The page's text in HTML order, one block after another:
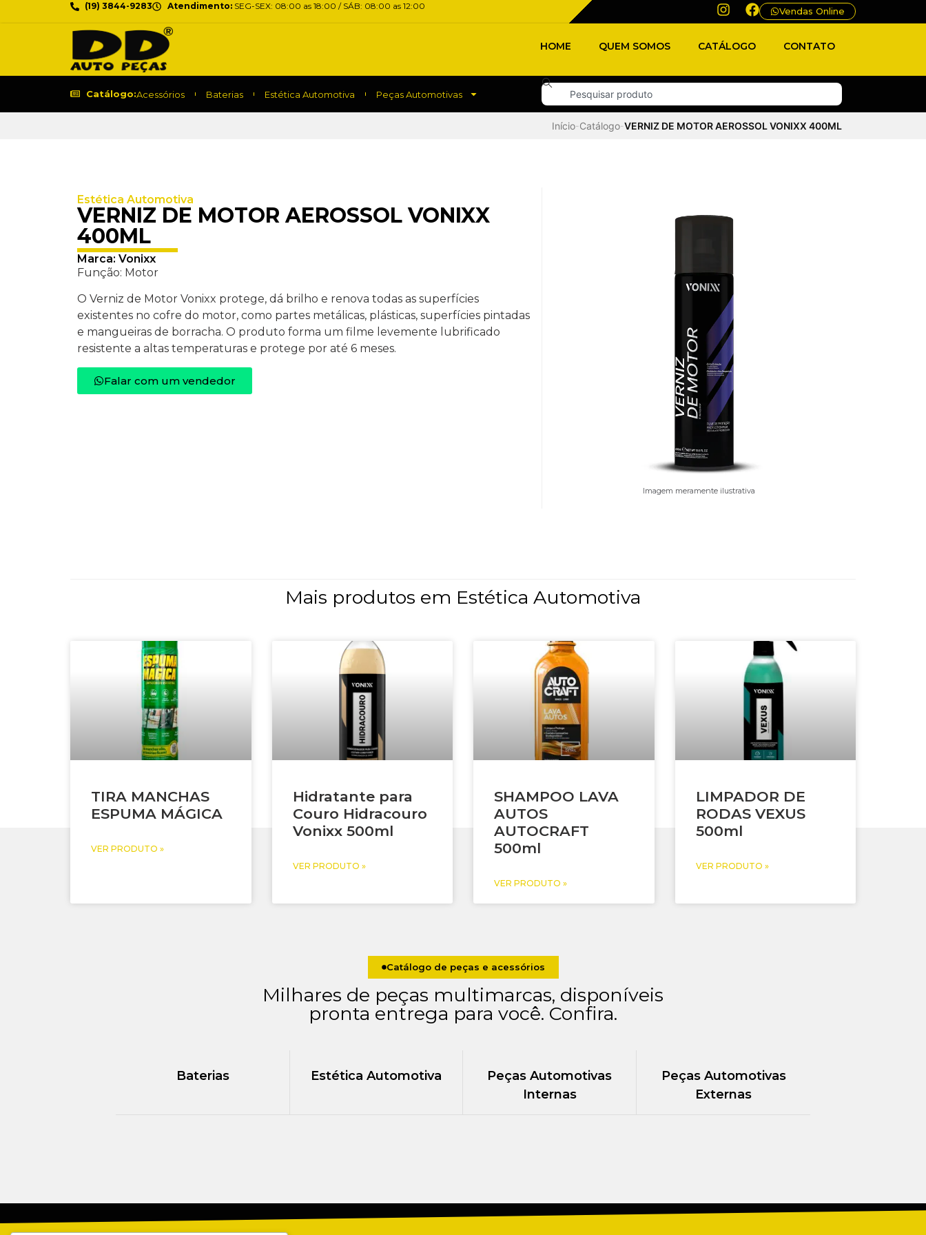
(19) 3844-9283 Atendimento: SEG-SEX: 08:00 as 18:00 / SÁB: 08:00 as 12:00 Vendas Online
HOME QUEM SOMOS CATÁLOGO CONTATO
Catálogo:Acessórios Baterias Estética Automotiva Peças Automotivas
Início-Catálogo-VERNIZ DE MOTOR AEROSSOL VONIXX 400ML
Estética Automotiva
VERNIZ DE MOTOR AEROSSOL VONIXX
400ML
Marca: Vonixx
Função: Motor
O Verniz de Motor Vonixx protege, dá brilho e renova todas as superfícies
existentes no cofre do motor, como partes metálicas, plásticas, superfícies pintadas
e mangueiras de borracha. O produto forma um filme levemente lubrificado
resistente a altas temperaturas e protege por até 6 meses.
Falar com um vendedor
Imagem meramente ilustrativa
Mais produtos em Estética Automotiva
TIRA MANCHAS
ESPUMA MÁGICA
VER PRODUTO »
Hidratante para
Couro Hidracouro
Vonixx 500ml
VER PRODUTO »
SHAMPOO LAVA
AUTOS
AUTOCRAFT
500ml
VER PRODUTO »
LIMPADOR DE
RODAS VEXUS
500ml
VER PRODUTO »
Catálogo de peças e acessórios
Milhares de peças multimarcas, disponíveis
pronta entrega para você. Confira.
Baterias Estética Automotiva
Peças Automotivas
Internas
Peças Automotivas
Externas